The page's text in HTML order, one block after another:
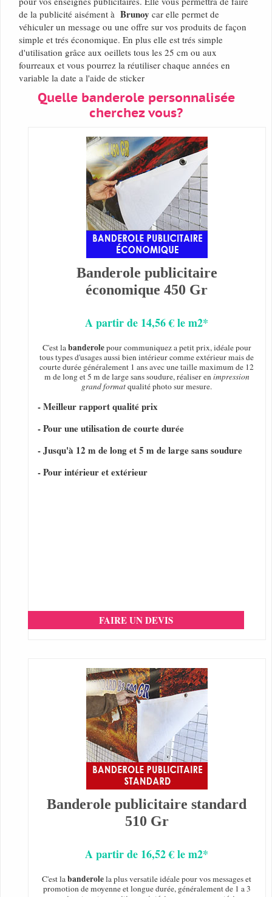
de la publicité aisément à Brunoy car elle permet de
véhiculer un message ou une offre sur vos produits de façon
simple et trés économique. En plus elle est trés simple
d'utilisation grâce aux oeillets tous les 25 cm ou aux
fourreaux et vous pourrez la réutiliser chaque années en
variable la date a l'aide de sticker
Quelle banderole personnalisée
cherchez vous?
Banderole publicitaire
économique 450 Gr
A partir de 14,56 € le m2*
C'est labanderolepour communiquez a petit prix, idéale pour
tous types d'usages aussi bien intérieur comme extérieur mais de
courte durée généralement 1 ans avec une taille maximum de 12
m de long et 5 m de large sans soudure, réaliser enimpression
grand formatqualité photo sur mesure.
- Meilleur rapport qualité prix
- Pour une utilisation de courte durée
- Jusqu'à 12 m de long et 5 m de large sans soudure
- Pour intérieur et extérieur
FAIRE UN DEVIS
Banderole publicitaire standard
510 Gr
A partir de 16,52 € le m2*
C'est labanderolela plus versatile idéale pour vos messages et
promotion de moyenne et longue durée, généralement de 1 a 3